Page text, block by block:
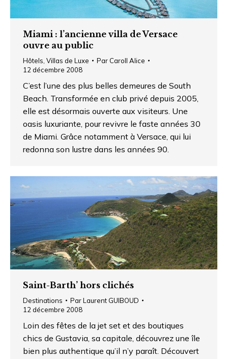
Miami : l’ancienne villa de Versace
ouvre au public
Hôtels Villas de Luxe Par Caroll Alice
12 décembre 2008
C’est l’une des plus belles demeures de South
Beach. Transformée en club privé depuis 2005,
elle est désormais ouverte aux visiteurs. Une
oasis luxuriante, pour revivre le faste années 30
de Miami. Grâce notamment à Versace, qui lui
redonna son lustre dans les années 90.
Saint-Barth’ hors clichés
Destinations ParLaurent GUIBOUD
12 décembre 2008
Loin des fêtes de la jet set et des boutiques
chics de Gustavia, sa capitale, découvrez une île
bien plus authentique qu’il n’y paraît. Découvert